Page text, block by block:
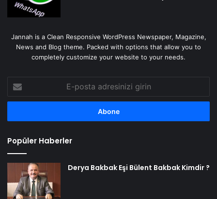
Jannah is a Clean Responsive WordPress Newspaper, Magazine,
News and Blog theme. Packed with options that allow you to
completely customize your website to your needs.
posta
adresinizi
Popüler Haberler
Derya Bakbak Eşi Bülent Bakbak Kimdir ?